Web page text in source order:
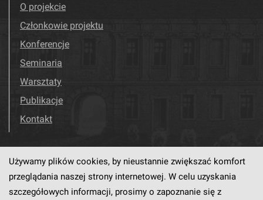
O projekcie
Członkowie projektu
Konferencje
Seminaria
Warsztaty
Publikacje
Kontakt
Odwiedź nas! Facebook
Używamy plików cookies, by nieustannie zwiększać komfort
przeglądania naszej strony internetowej. W celu uzyskania
szczegółowych informacji, prosimy o zapoznanie się z